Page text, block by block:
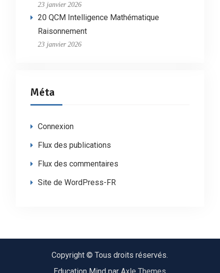
23 janvier 2026
20 QCM Intelligence Mathématique
Raisonnement
23 janvier 2026
Méta
Connexion
Flux des publications
Flux des commentaires
Site de WordPress-FR
Copyright © Tous droits réservés.
Education Mind par Axle Themes